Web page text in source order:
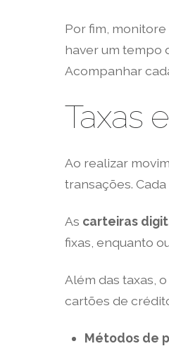
Por fim,
haver um tempo
Acompanhar
Taxas
Ao realizar
transações.
As carteiras
fixas, enquanto
Além das taxas, o
cartões de
Métodos de